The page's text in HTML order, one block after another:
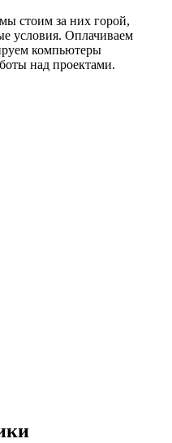
стоим за них горой,
условия. Оплачиваем
компьютеры
над проектами.